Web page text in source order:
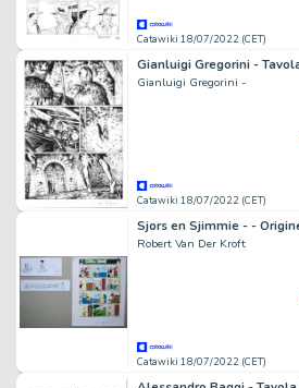
Catawiki 18/07/2022 (CET)
Gianluigi Gregorini -
Catawiki 18/07/2022 (CET)
Robert Van Der Kroft
Catawiki 18/07/2022 (CET)